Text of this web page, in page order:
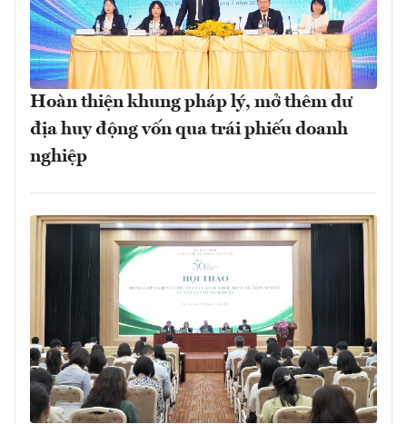
Hoàn thiện khung pháp lý, mở thêm dư
địa huy động vốn qua trái phiếu doanh
nghiệp